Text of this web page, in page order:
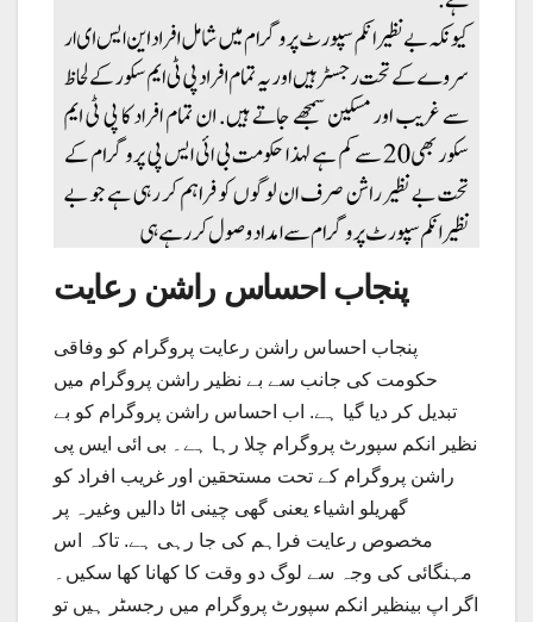
پنجاب احساس راشن رعایت
پنجاب احساس راشن رعایت پروگرام کو وفاقی
حکومت کی جانب سے بے نظیر راشن پروگرام میں
تبدیل کر دیا گیا ہے. اب احساس راشن پروگرام کو بے
نظیر انکم سپورٹ پروگرام چلا رہا ہے۔ بی ائی ایس پی
راشن پروگرام کے تحت مستحقین اور غریب افراد کو
گھریلو اشیاء یعنی گھی چینی اٹا دالیں وغیرہ پر
مخصوص رعایت فراہم کی جا رہی ہے. تاکہ اس
مہنگائی کی وجہ سے لوگ دو وقت کا کھانا کھا سکیں۔
اگر اپ بینظیر انکم سپورٹ پروگرام میں رجسٹر ہیں تو